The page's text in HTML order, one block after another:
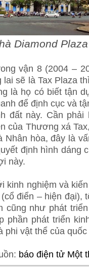
Diamond Plaza
vận 8 (2004 –
sẽ là Tax Plaza
là họ có biết tận
để định cục và
đất này. Cần phải
của Thương xá
hòa, đây là
định hình dáng
này.
kinh nghiệm và
điển – hiện đại),
cũng như phát
phần phát triển
phi vật thể của quốc
báo điện tử Một